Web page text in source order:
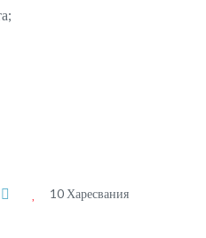
10 Харесвания